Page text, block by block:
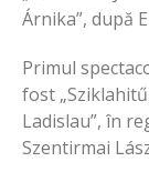
Árnika”, după
Primul
fost
Ladislau”, în
Szentirmai